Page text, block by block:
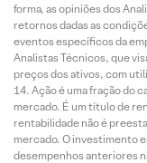
forma, as opiniões dos
retornos dadas as
eventos específicos da
Analistas Técnicos, que
preços dos ativos, com
Ação é uma fração do
mercado. É um título de
rentabilidade não é
mercado. O investimento
desempenhos anteriores